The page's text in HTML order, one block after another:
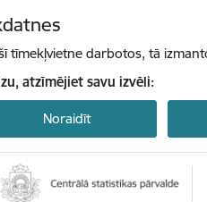
tīmekļvietne darbotos, tā
atzīmējiet savu izvēli:
Noraidīt